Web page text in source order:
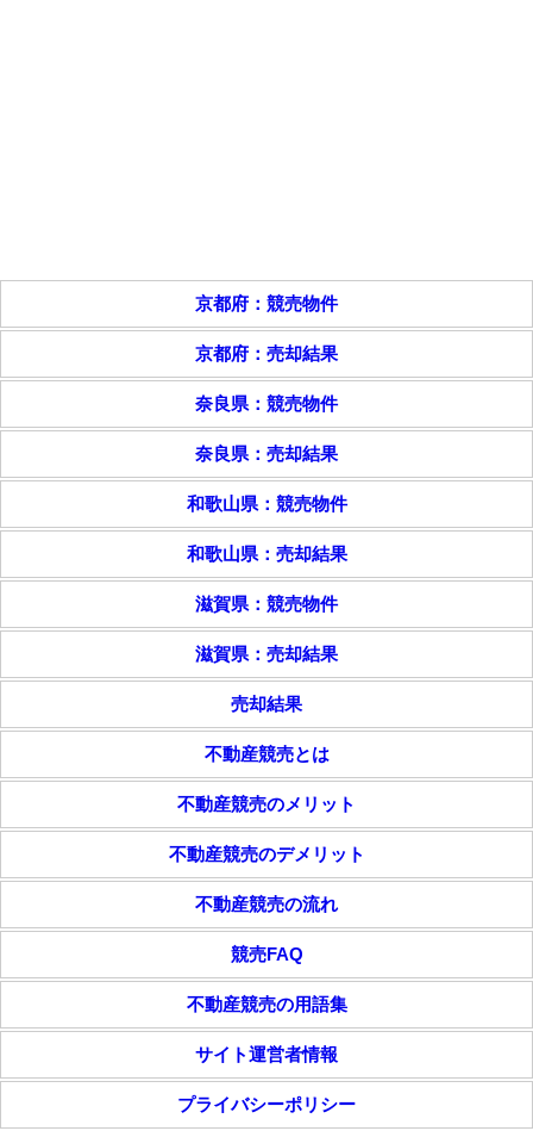
京都府：競売物件
京都府：売却結果
奈良県：競売物件
奈良県：売却結果
和歌山県：競売物件
和歌山県：売却結果
滋賀県：競売物件
滋賀県：売却結果
売却結果
不動産競売とは
不動産競売のメリット
不動産競売のデメリット
不動産競売の流れ
競売FAQ
不動産競売の用語集
サイト運営者情報
プライバシーポリシー